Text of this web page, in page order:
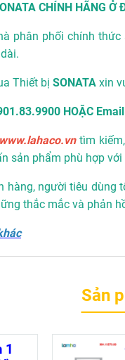
CHÍNH HÃNG Ở
phân phối chính thức
Thiết bị SONATA xin
HOẶC
www.lahaco.vntìm
sản phẩm phù hợp
hàng, người tiêu dùng
thắc mắc và phản
Sản
1